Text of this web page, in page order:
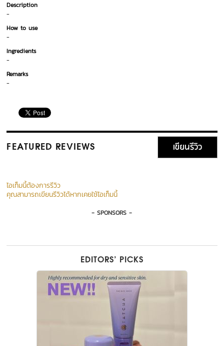
Description
-
How to use
-
Ingredients
-
Remarks
-
FEATURED REVIEWS เขียนรีวิว
ไอเท็มนี้ต้องการรีวิว
คุณสามารถเขียนรีวิวได้หากเคยใช้ไอเท็มนี้
- SPONSORS -
EDITORS’ PICKS